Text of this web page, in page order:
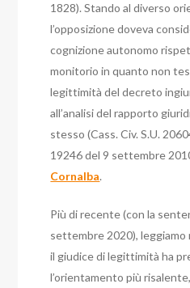
1828).Stando al diverso
l’opposizione doveva
cognizione autonomo
monitorio in quanto non
legittimità del decreto
all’analisi del rapporto
stesso (Cass. Civ. S.U.
19246 del 9 settembre
Cornalba.
Più di recente (con la
settembre 2020), leggiamo
il giudice di legittimità ha
l’orientamento più